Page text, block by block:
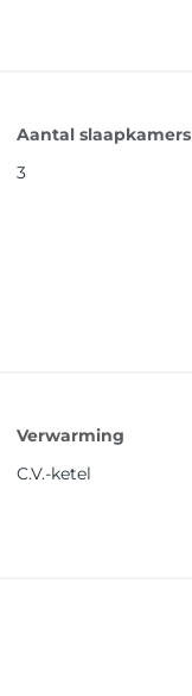
Aantal slaapkamers
3
Verwarming
C.V.-ketel